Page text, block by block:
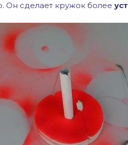
Он сделает кружок более